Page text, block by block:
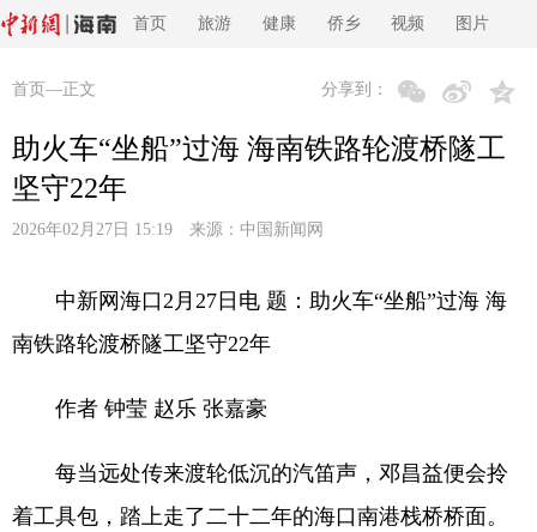
首页 旅游 健康 侨乡 视频 图片
首页 —正文 分享到：
助火车“坐船”过海 海南铁路轮渡桥隧工
坚守22年
2026年02月27日 15:19 来源： 中国新闻网
中新网海口2月27日电 题：助火车“坐船”过海 海
南铁路轮渡桥隧工坚守22年
作者 钟莹 赵乐 张嘉豪
每当远处传来渡轮低沉的汽笛声，邓昌益便会拎
着工具包，踏上走了二十二年的海口南港栈桥桥面。